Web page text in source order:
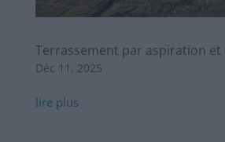
Terrassement par aspiration
Déc 11, 2025
lire plus